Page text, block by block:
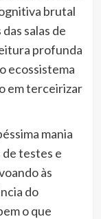
brutal
salas de
profunda
ecossistema
em terceirizar
mania
testes e
às
do
o que